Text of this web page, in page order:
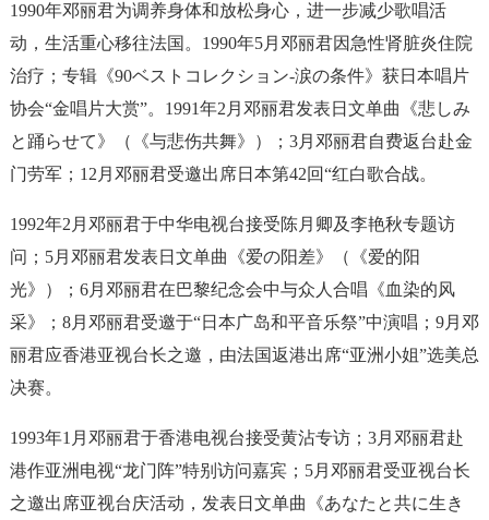
1990年邓丽君为调养身体和放松身心，进一步减少歌唱活
动，生活重心移往法国。1990年5月邓丽君因急性肾脏炎住院
治疗；专辑《90ベストコレクション-涙の条件》获日本唱片
协会“金唱片大赏”。1991年2月邓丽君发表日文单曲《悲しみ
と踊らせて》（《与悲伤共舞》）；3月邓丽君自费返台赴金
门劳军；12月邓丽君受邀出席日本第42回“红白歌合战。
1992年2月邓丽君于中华电视台接受陈月卿及李艳秋专题访
问；5月邓丽君发表日文单曲《爱の阳差》（《爱的阳
光》）；6月邓丽君在巴黎纪念会中与众人合唱《血染的风
采》；8月邓丽君受邀于“日本广岛和平音乐祭”中演唱；9月邓
丽君应香港亚视台长之邀，由法国返港出席“亚洲小姐”选美总
决赛。
1993年1月邓丽君于香港电视台接受黄沾专访；3月邓丽君赴
港作亚洲电视“龙门阵”特别访问嘉宾；5月邓丽君受亚视台长
之邀出席亚视台庆活动，发表日文单曲《あなたと共に生き